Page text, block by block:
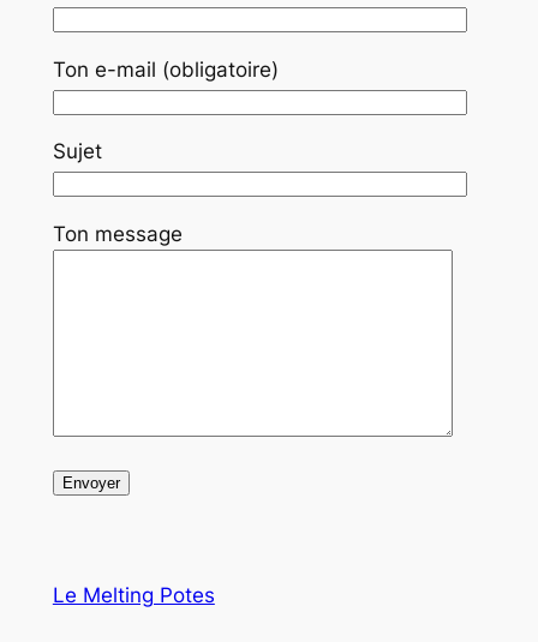
Ton e-mail (obligatoire)
Sujet
Ton message
Le Melting Potes